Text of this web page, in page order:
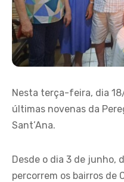
Nesta terça-feira, dia
últimas novenas da
Sant’Ana.
Desde o dia 3 de junho,
percorrem os bairros de